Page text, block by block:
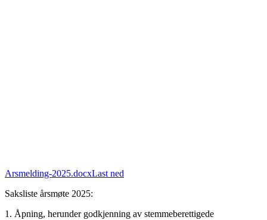
Arsmelding-2025.docxLast ned
Saksliste årsmøte 2025:
1. Åpning, herunder godkjenning av stemmeberettigede